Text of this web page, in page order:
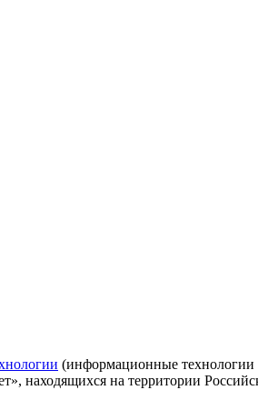
(информационные технологии
находящихся на территории